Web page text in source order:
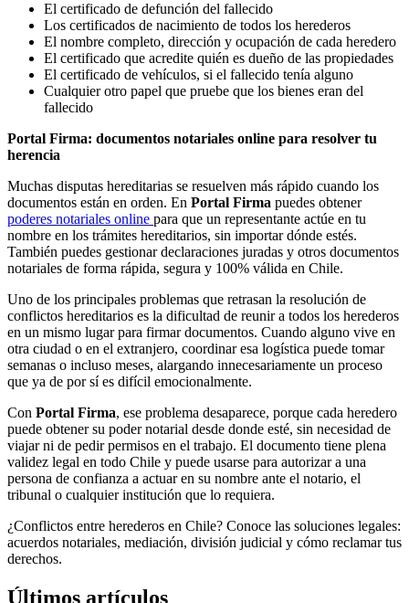
El certificado de defunción del fallecido
Los certificados de nacimiento de todos los herederos
El nombre completo, dirección y ocupación de cada heredero
El certificado que acredite quién es dueño de las propiedades
El certificado de vehículos, si el fallecido tenía alguno
Cualquier otro papel que pruebe que los bienes eran del
fallecido
Portal Firma: documentos notariales online para resolver tu
herencia
Muchas disputas hereditarias se resuelven más rápido cuando los
documentos están en orden. En Portal Firma puedes obtener
poderes notariales online para que un representante actúe en tu
nombre en los trámites hereditarios, sin importar dónde estés.
También puedes gestionar declaraciones juradas y otros documentos
notariales de forma rápida, segura y 100% válida en Chile.
Uno de los principales problemas que retrasan la resolución de
conflictos hereditarios es la dificultad de reunir a todos los herederos
en un mismo lugar para firmar documentos. Cuando alguno vive en
otra ciudad o en el extranjero, coordinar esa logística puede tomar
semanas o incluso meses, alargando innecesariamente un proceso
que ya de por sí es difícil emocionalmente.
Con Portal Firma, ese problema desaparece, porque cada heredero
puede obtener su poder notarial desde donde esté, sin necesidad de
viajar ni de pedir permisos en el trabajo. El documento tiene plena
validez legal en todo Chile y puede usarse para autorizar a una
persona de confianza a actuar en su nombre ante el notario, el
tribunal o cualquier institución que lo requiera.
¿Conflictos entre herederos en Chile? Conoce las soluciones legales:
acuerdos notariales, mediación, división judicial y cómo reclamar tus
derechos.
Últimos artículos